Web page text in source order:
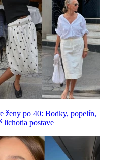
ženy po 40: Bodky, popelín,
lichotia postave